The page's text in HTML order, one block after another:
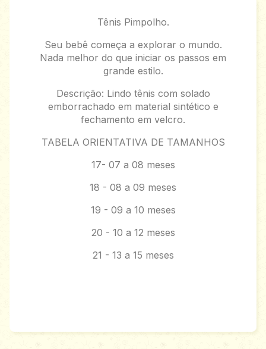
Tênis Pimpolho.
Seu bebê começa a explorar o mundo.
Nada melhor do que iniciar os passos em
grande estilo.
Descrição: Lindo tênis com solado
emborrachado em material sintético e
fechamento em velcro.
TABELA ORIENTATIVA DE TAMANHOS
17- 07 a 08 meses
18 - 08 a 09 meses
19 - 09 a 10 meses
20 - 10 a 12 meses
21 - 13 a 15 meses